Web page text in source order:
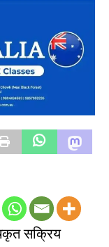
सक्रिय